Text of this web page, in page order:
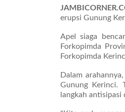
erupsi Gunung
Apel siaga
Forkopimda
Forkopimda
Dalam
Gunung Kerinci.
langkah